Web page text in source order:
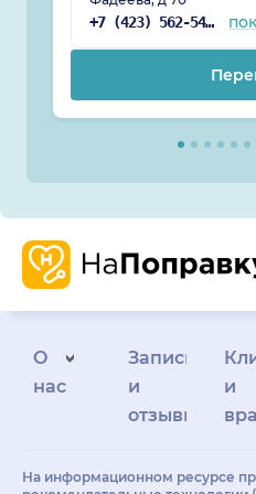
+7 (423) 562-54-09
О
нас
Запись
и
отзывы
и
На информационном ресурсе